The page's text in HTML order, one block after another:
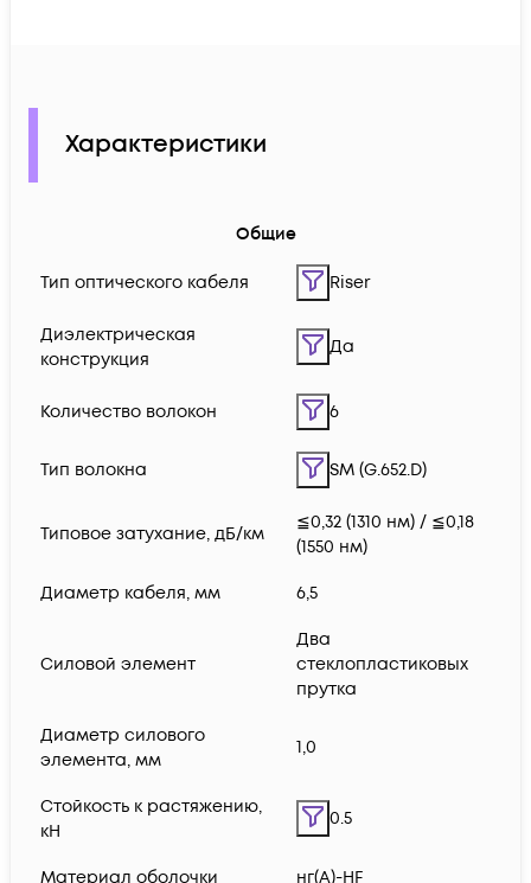
Характеристики
Общие
Тип оптического кабеля Riser
Диэлектрическая
конструкция
Да
Количество волокон 6
Тип волокна SM (G.652.D)
Типовое затухание, дБ/км
≦0,32 (1310 нм) / ≦0,18
(1550 нм)
Диаметр кабеля, мм 6,5
Силовой элемент
Два
стеклопластиковых
прутка
Диаметр силового
элемента, мм
1,0
Стойкость к растяжению,
кН
0.5
Материал оболочки нг(А)-HF